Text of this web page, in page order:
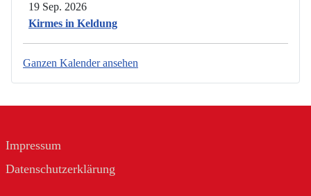
19 Sep. 2026
Kirmes in Keldung
Ganzen Kalender ansehen
Impressum
Datenschutzerklärung